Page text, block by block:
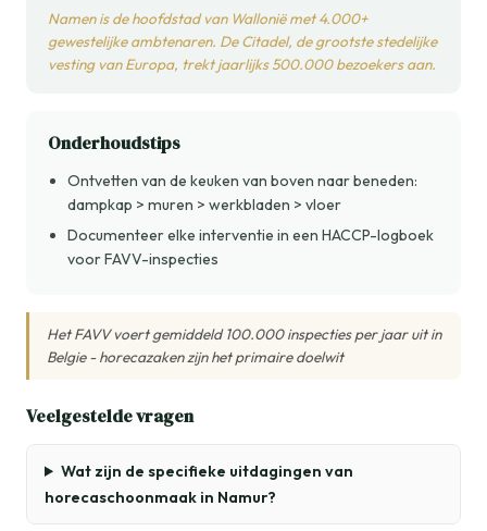
Namen is de hoofdstad van Wallonië met 4.000+
gewestelijke ambtenaren. De Citadel, de grootste stedelijke
vesting van Europa, trekt jaarlijks 500.000 bezoekers aan.
Onderhoudstips
Ontvetten van de keuken van boven naar beneden:
dampkap > muren > werkbladen > vloer
Documenteer elke interventie in een HACCP-logboek
voor FAVV-inspecties
Het FAVV voert gemiddeld 100.000 inspecties per jaar uit in
Belgie - horecazaken zijn het primaire doelwit
Veelgestelde vragen
Wat zijn de specifieke uitdagingen van
horecaschoonmaak in Namur?